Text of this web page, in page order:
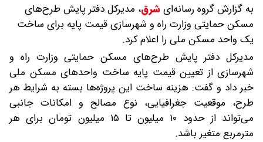
به گزارش گروه رسانه‌ایشرق، مدیرکل دفتر پایش طرح‌های
مسکن حمایتی وزارت راه و شهرسازی قیمت پایه برای ساخت
یک واحد مسکن ملی را اعلام کرد.
مدیرکل دفتر پایش طرح‌های مسکن حمایتی وزارت راه و
شهرسازی از تعیین قیمت پایه ساخت واحدهای مسکن ملی
خبر داد و گفت: هزینه ساخت این پروژه‌ها بسته به شرایط هر
طرح، موقعیت جغرافیایی، نوع مصالح و امکانات جانبی
می‌تواند از حدود ۱۰ میلیون تا ۱۵ میلیون تومان برای هر
مترمربع متغیر باشد.